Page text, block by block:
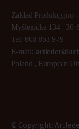
Zakład Produkcyjno
Myślenicka 134 , 30-
Tel: 608 858 979
E-mail:
Poland , European
© Copyright: